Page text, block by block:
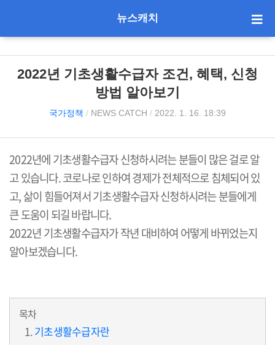
뉴스캐치
2022년 기초생활수급자 조건, 혜택, 신청
방법 알아보기
국가정책 / NEWS CATCH / 2022. 1. 16. 18:39
2022년에 기초생활수급자 신청하시려는 분들이 많은 걸로 알
고 있습니다. 코로나로 인하여 경제가 전체적으로 침체되어 있
고, 삶이 힘들어져서 기초생활수급자 신청하시려는 분들에게
큰 도움이 되길 바랍니다.
2022년 기초생활수급자가 작년 대비하여 어떻게 바뀌었는지
알아보겠습니다.
목차
기초생활수급자란